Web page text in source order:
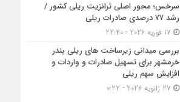
سرخس؛ محور اصلی ترانزیت ریلی کشور /
رشد ۷۷ درصدی صادرات ریلی
بررسی میدانی زیرساخت های ریلی بندر
خرمشهر برای تسهیل صادرات و واردات و
افزایش سهم ریلی